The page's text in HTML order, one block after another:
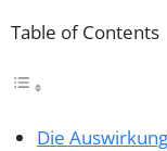
Table of Contents
Die